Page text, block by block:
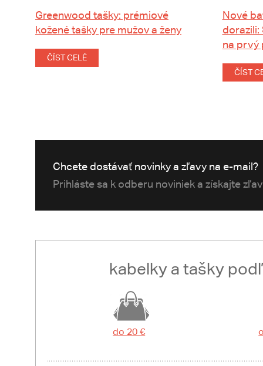
Greenwood tašky: prémiové
kožené tašky pre mužov a ženy
ČÍST CELÉ
Nové
dorazili:
na prvý
ČÍST
Chcete dostávať novinky a zľavy na e-mail?
Prihláste sa k odberu noviniek a získajte
kabelky a tašky
do 20 €